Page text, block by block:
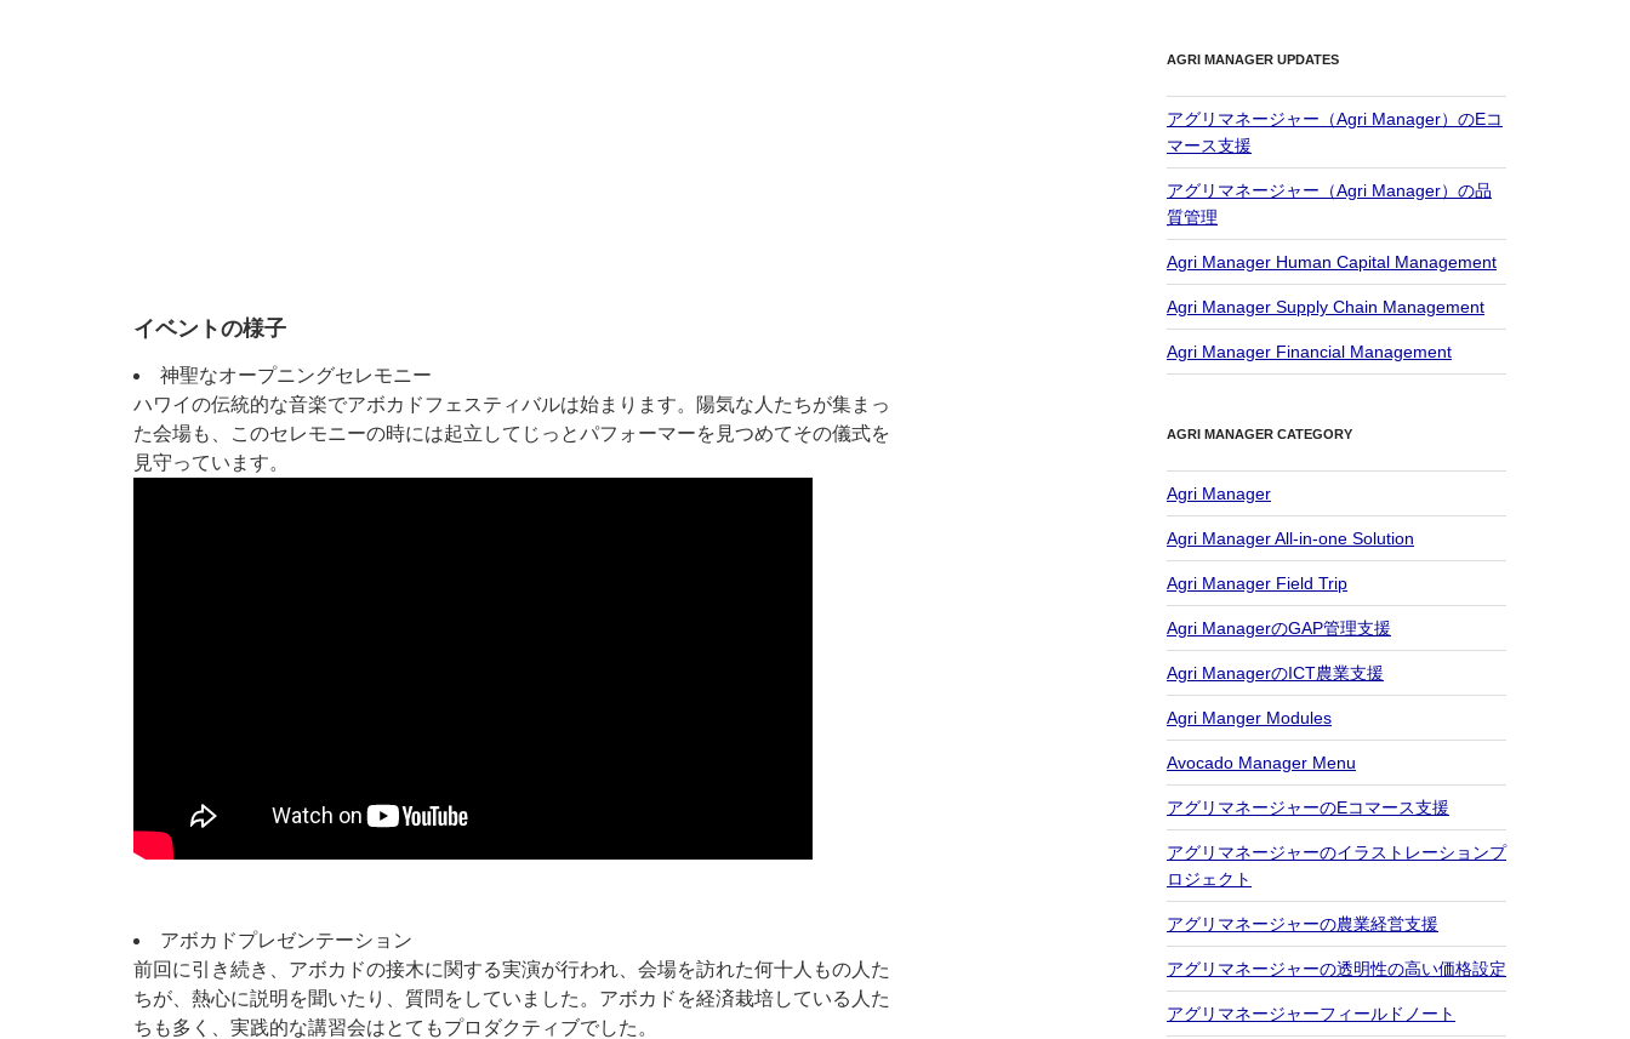
イベントの様子
神聖なオープニングセレモニー
ハワイの伝統的な音楽でアボカドフェスティバルは始まります。陽気な人たちが集まっ
た会場も、このセレモニーの時には起立してじっとパフォーマーを見つめてその儀式を
見守っています。
アボカドプレゼンテーション
前回に引き続き、アボカドの接木に関する実演が行われ、会場を訪れた何十人もの人た
ちが、熱心に説明を聞いたり、質問をしていました。アボカドを経済栽培している人た
ちも多く、実践的な講習会はとてもプロダクティブでした。
AGRI MANAGER UPDATES
アグリマネージャー（Agri Manager）のEコ
マース支援
アグリマネージャー（Agri Manager）の品
質管理
Agri Manager Human Capital Management
Agri Manager Supply Chain Management
Agri Manager Financial Management
AGRI MANAGER CATEGORY
Agri Manager
Agri Manager All-in-one Solution
Agri Manager Field Trip
Agri ManagerのGAP管理支援
Agri ManagerのICT農業支援
Agri Manger Modules
Avocado Manager Menu
アグリマネージャーのEコマース支援
アグリマネージャーのイラストレーションプ
ロジェクト
アグリマネージャーの農業経営支援
アグリマネージャーの透明性の高い価格設定
アグリマネージャーフィールドノート